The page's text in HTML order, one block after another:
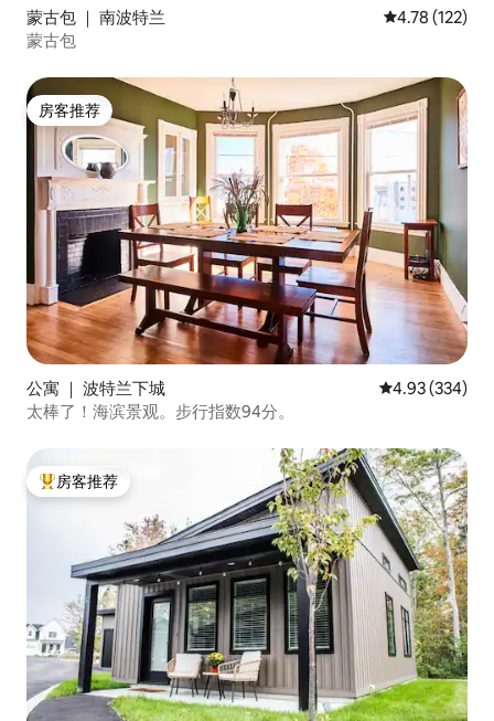
蒙古包 ｜ 南波特兰 平均评分 4.78
4.78 (122)
蒙古包
房客推荐
房客推荐
公寓 ｜ 波特兰下城 平均评分 4.93
4.93 (334)
太棒了！海滨景观。步行指数94分。
热门「房客推荐」
房客推荐